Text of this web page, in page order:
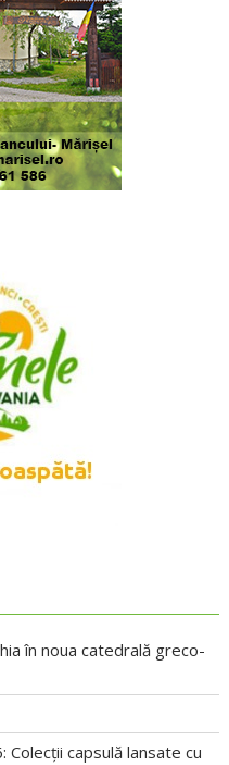
în noua catedrală greco-
capsulă lansate cu